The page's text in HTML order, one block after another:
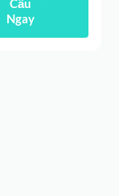
Cầu
Ngay